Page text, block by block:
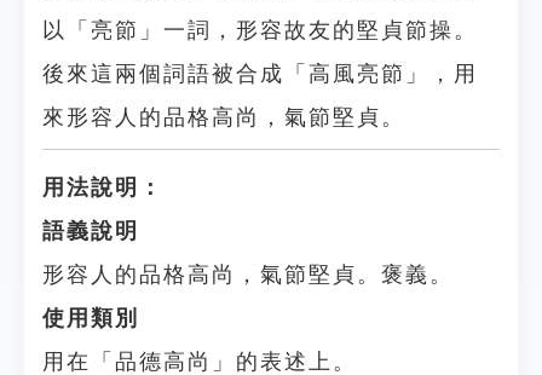
以「亮節」一詞，形容故友的堅貞節操。
後來這兩個詞語被合成「高風亮節」，用
來形容人的品格高尚，氣節堅貞。
用法說明：
語義說明
形容人的品格高尚，氣節堅貞。褒義。
使用類別
用在「品德高尚」的表述上。